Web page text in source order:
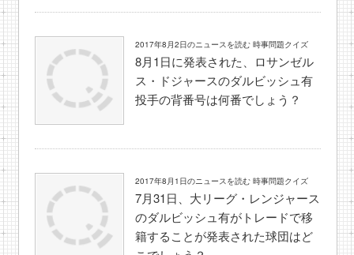
2017年8月2日のニュースを読む 時事問題クイズ
8月1日に発表された、ロサンゼル
ス・ドジャースのダルビッシュ有
投手の背番号は何番でしょう？
2017年8月1日のニュースを読む 時事問題クイズ
7月31日、大リーグ・レンジャース
のダルビッシュ有がトレードで移
籍することが発表された球団はど